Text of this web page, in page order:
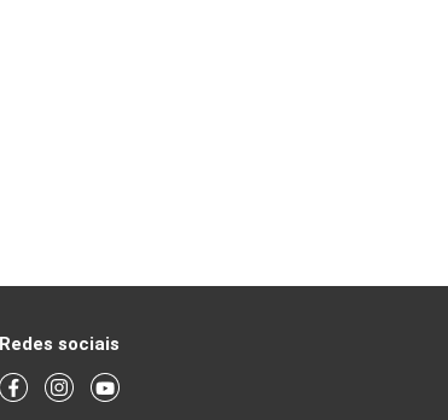
Redes sociais